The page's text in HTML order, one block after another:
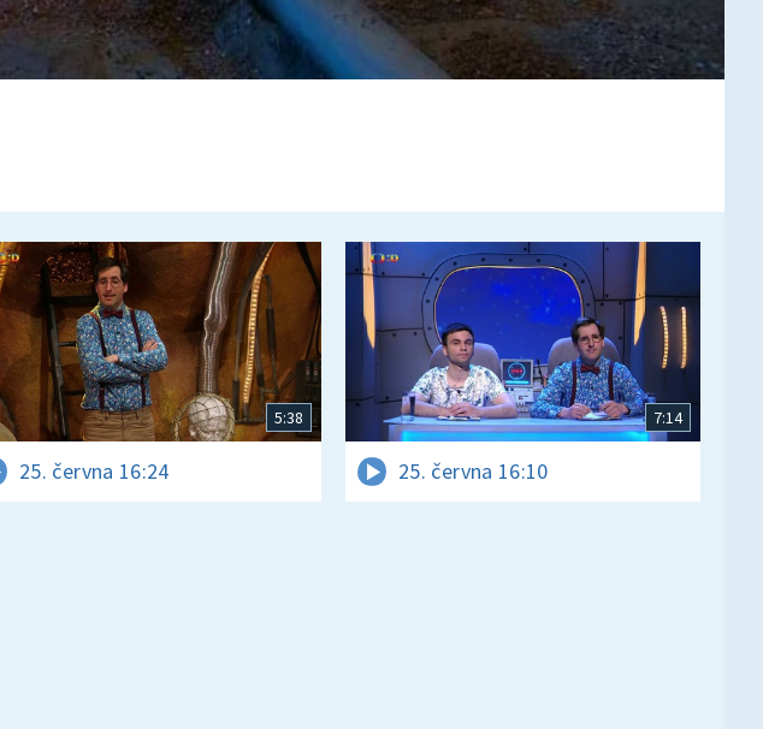
5:38
25. června 16:24
7:14
25. června 16:10